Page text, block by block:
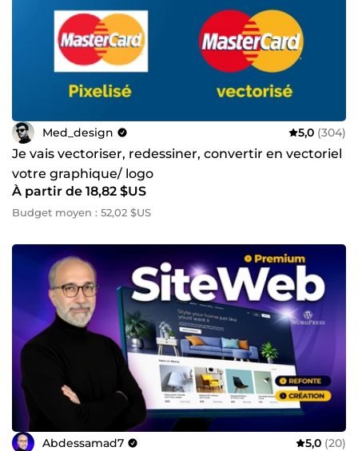
Med_design 5,0 (304)
Je vais vectoriser, redessiner, convertir en vectoriel
votre graphique/ logo
À partir de 18,82 $US
Budget moyen : 52,02 $US
Abdessamad7 5,0 (20)